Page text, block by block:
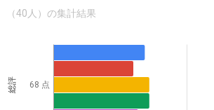
（40人）の集計結果
68 点
総評